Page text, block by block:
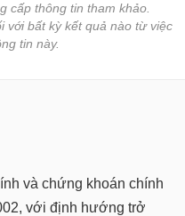
cấp thông tin tham khảo.
với bất kỳ kết quả nào từ việc
tin này.
và chứng khoán chính
với định hướng trở